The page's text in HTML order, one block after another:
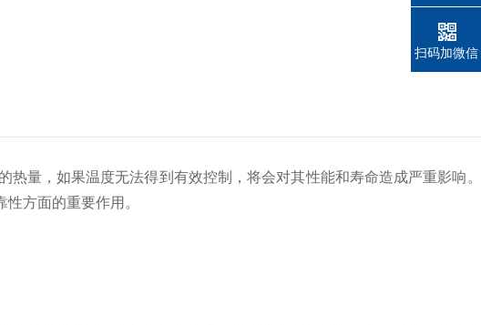
量，如果温度无法得到有效控制，将会对其性能和寿命造成严重影响
方面的重要作用。
扫码加微信